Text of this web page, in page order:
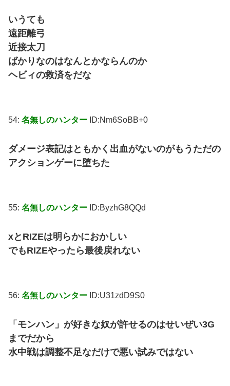
いうても
遠距離弓
近接太刀
ばかりなのはなんとかならんのか
ヘビィの救済をだな
54: 名無しのハンター ID:Nm6SoBB+0
ダメージ表記はともかく出血がないのがもうただの
アクションゲーに堕ちた
55: 名無しのハンター ID:ByzhG8QQd
xとRIZEは明らかにおかしい
でもRIZEやったら最後戻れない
56: 名無しのハンター ID:U31zdD9S0
「モンハン」が好きな奴が許せるのはせいぜい3G
までだから
水中戦は調整不足なだけで悪い試みではない